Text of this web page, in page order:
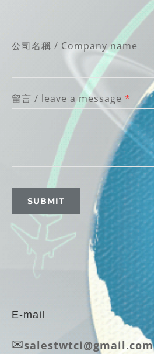
公司名稱 / Company name
留言 / leave a message *
SUBMIT
E-mail
✉salestwtci@gmail.com